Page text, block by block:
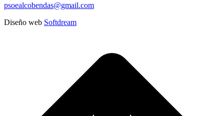
psoealcobendas@gmail.com
Diseño web Softdream